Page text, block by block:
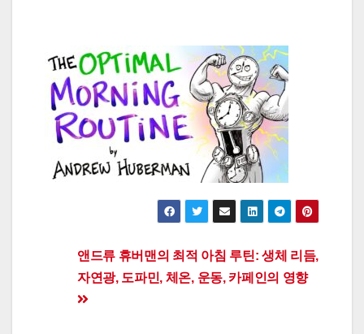
Post
navigation
앤드류 휴버맨의 최적 아침 루틴: 생체 리듬,
자연광, 도파민, 체온, 운동, 카페인의 영향